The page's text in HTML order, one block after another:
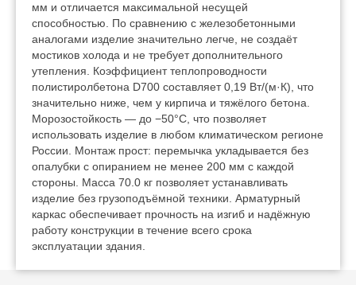
мм и отличается максимальной несущей
способностью. По сравнению с железобетонными
аналогами изделие значительно легче, не создаёт
мостиков холода и не требует дополнительного
утепления. Коэффициент теплопроводности
полистиролбетона D700 составляет 0,19 Вт/(м·К), что
значительно ниже, чем у кирпича и тяжёлого бетона.
Морозостойкость — до −50°C, что позволяет
использовать изделие в любом климатическом регионе
России. Монтаж прост: перемычка укладывается без
опалубки с опиранием не менее 200 мм с каждой
стороны. Масса 70.0 кг позволяет устанавливать
изделие без грузоподъёмной техники. Арматурный
каркас обеспечивает прочность на изгиб и надёжную
работу конструкции в течение всего срока
эксплуатации здания.